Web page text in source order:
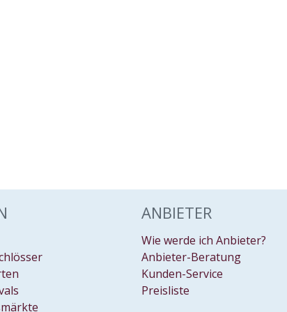
ANBIETER
Wie werde ich Anbieter?
Anbieter-Beratung
Kunden-Service
Preisliste